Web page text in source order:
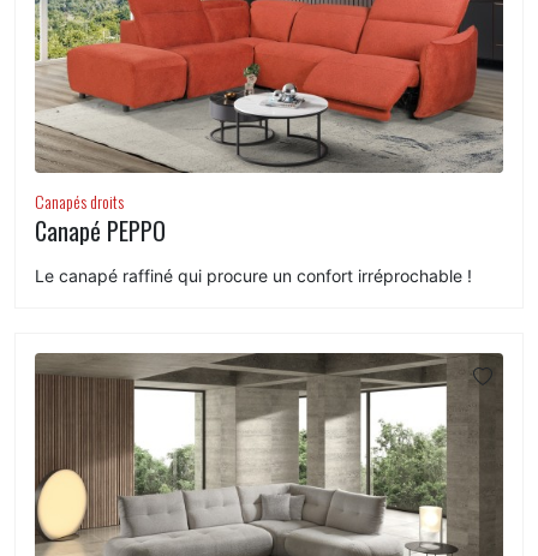
Canapés droits
Canapé PEPPO
Le canapé raffiné qui procure un confort irréprochable !